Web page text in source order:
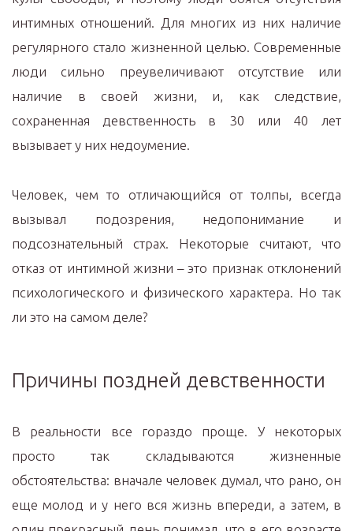
интимных отношений. Для многих из них наличие
регулярного стало жизненной целью. Современные
люди сильно преувеличивают отсутствие или
наличие в своей жизни, и, как следствие,
сохраненная девственность в 30 или 40 лет
вызывает у них недоумение.
Человек, чем то отличающийся от толпы, всегда
вызывал подозрения, недопонимание и
подсознательный страх. Некоторые считают, что
отказ от интимной жизни – это признак отклонений
психологического и физического характера. Но так
ли это на самом деле?
Причины поздней девственности
В реальности все гораздо проще. У некоторых
просто так складываются жизненные
обстоятельства: вначале человек думал, что рано, он
еще молод и у него вся жизнь впереди, а затем, в